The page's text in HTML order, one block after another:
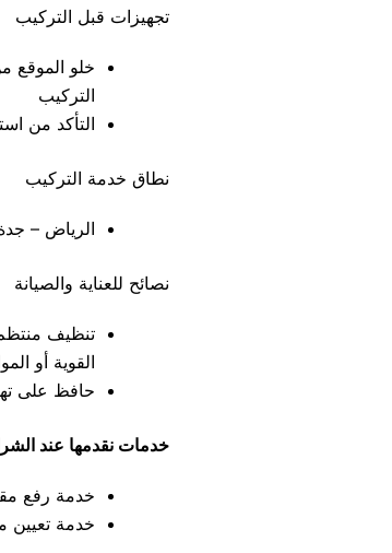
تجهيزات قبل التركيب
خلو الموقع
التركيب
التأكد من
نطاق خدمة التركيب
الرياض –
نصائح للعناية والصيانة
تنظيف
القوية أو
حافظ على
خدمات نقدمها عند
خدمة رفع
خدمة تعيين